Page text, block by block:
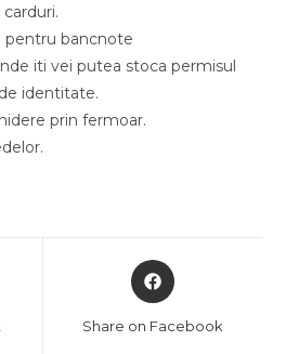
bancnote
iti vei putea stoca permisul
identitate.
prin fermoar.
Opens
in
new
Share on Facebook